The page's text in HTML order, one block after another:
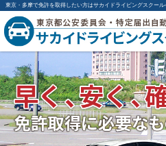
東京・多摩で免許を取得したい方はサカイドライビングスクー